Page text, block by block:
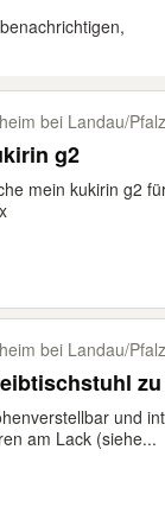
bei Landau/​Pfalz
g2
mein kukirin g2
bei Landau/​Pfalz
und
am Lack (siehe...